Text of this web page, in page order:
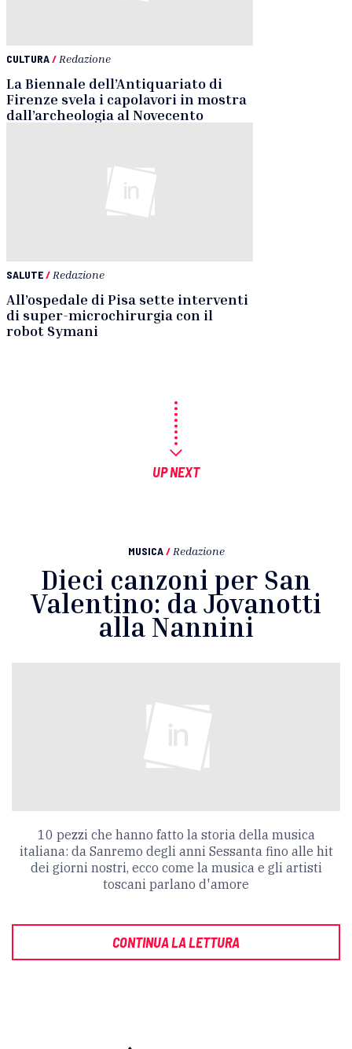
CULTURA/ Redazione
La Biennale dell’Antiquariato di
Firenze svela i capolavori in mostra
dall’archeologia al Novecento
SALUTE/ Redazione
All’ospedale di Pisa sette interventi
di super-microchirurgia con il
robot Symani
UP NEXT
MUSICA / Redazione
Dieci canzoni per San
Valentino: da Jovanotti
alla Nannini
10 pezzi che hanno fatto la storia della musica
italiana: da Sanremo degli anni Sessanta fino alle hit
dei giorni nostri, ecco come la musica e gli artisti
toscani parlano d'amore
CONTINUA LA LETTURA